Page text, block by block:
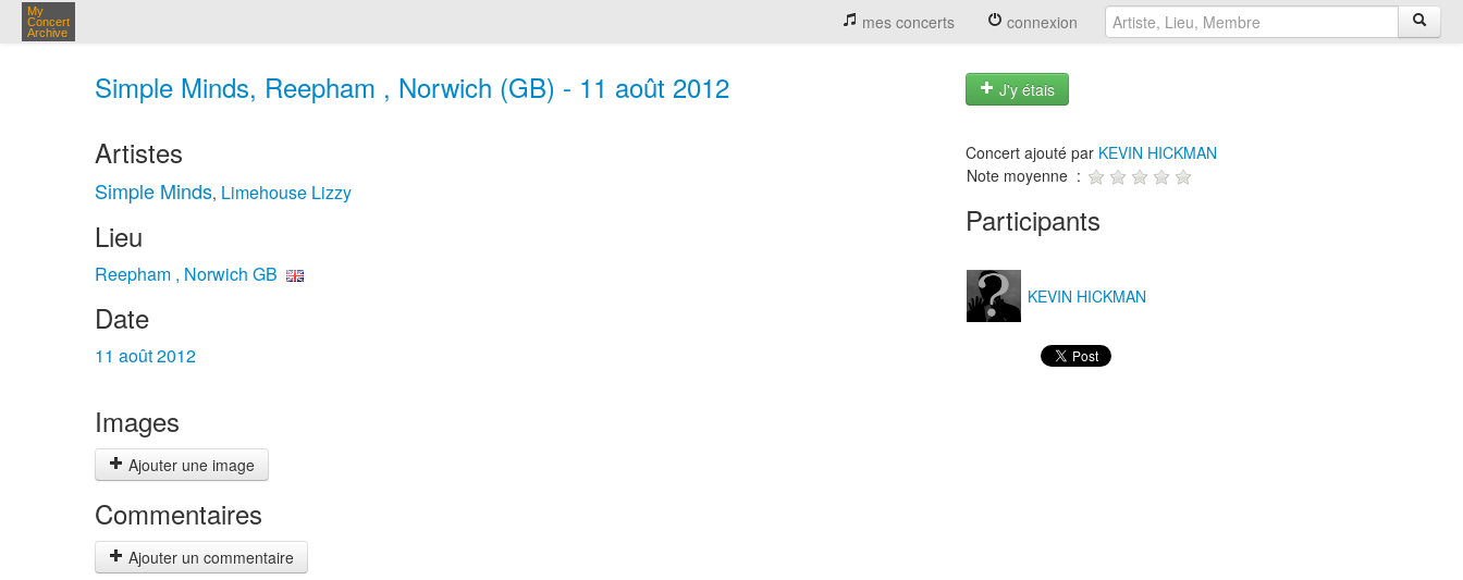
My
Concert
Archive
mes concerts connexion
Simple Minds, Reepham , Norwich (GB) - 11 août 2012 J'y étais
Artistes
Simple Minds, Limehouse Lizzy
Lieu
Reepham , Norwich GB
Date
11 août 2012
Images
Ajouter une image
Commentaires
Ajouter un commentaire
Concert ajouté par KEVIN HICKMAN
Note moyenne :
Participants
KEVIN HICKMAN